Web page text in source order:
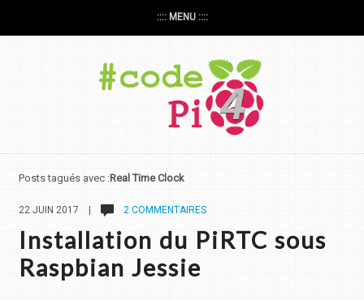
:::: MENU ::::
Posts tagués avec :Real Time Clock
22 JUIN 2017 | 2 COMMENTAIRES
Installation du PiRTC sous
Raspbian Jessie